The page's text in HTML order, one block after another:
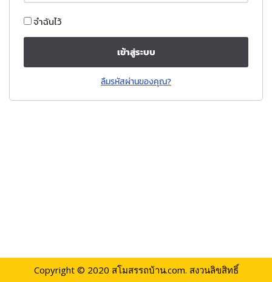
จำฉันไว้
เข้าสู่ระบบ
ลืมรหัสผ่านของคุณ?
Copyright © 2020 สโมสรรถบ้าน.com. สงวนลิขสิทธิ์